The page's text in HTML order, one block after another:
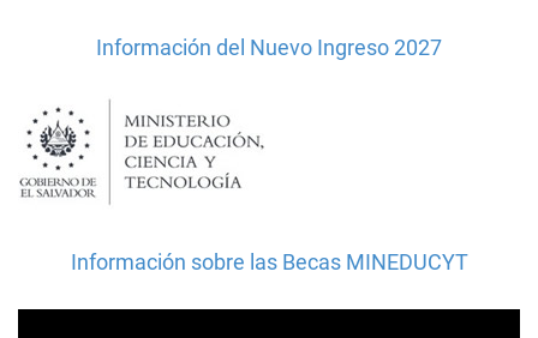
Información del Nuevo Ingreso 2027
Información sobre las Becas MINEDUCYT